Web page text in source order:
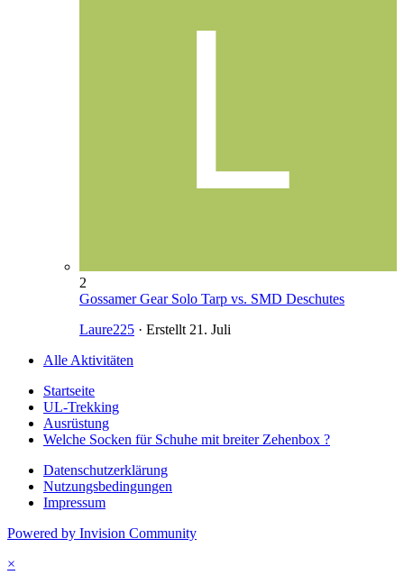
2
Gossamer Gear Solo Tarp vs. SMD Deschutes
Laure225 · Erstellt 21. Juli
Alle Aktivitäten
Startseite
UL-Trekking
Ausrüstung
Welche Socken für Schuhe mit breiter Zehenbox ?
Datenschutzerklärung
Nutzungsbedingungen
Impressum
Powered by Invision Community
×